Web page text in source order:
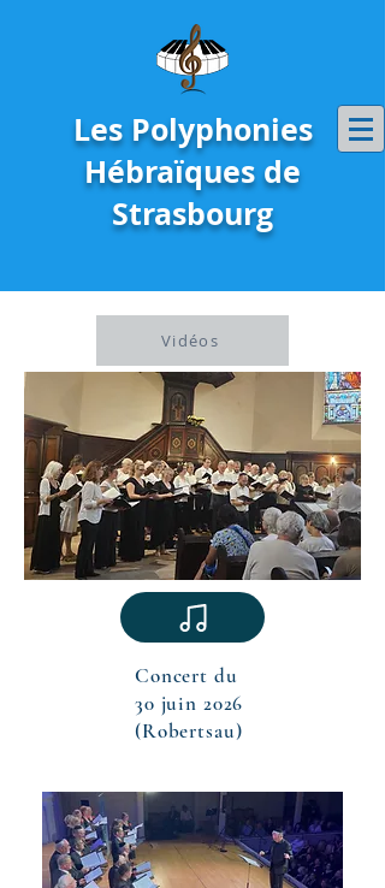
Les Polyphonies
Hébraïques de
Strasbourg
Vidéos
Concert du
30 juin 2026
(Robertsau)